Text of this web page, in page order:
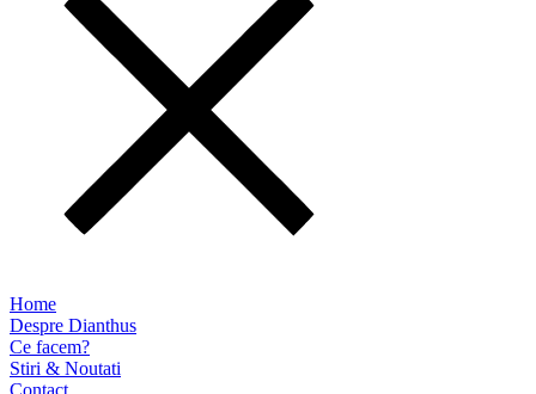
Home
Despre Dianthus
Ce facem?
Stiri & Noutati
Contact